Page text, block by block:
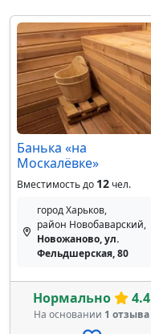
Банька «на
Москалёвке»
Вместимость до 12чел.
город Харьков,
район Новобаварский,
Новожаново, ул.
Фельдшерская, 80
Нормально 4.4
На основании 1 отзыва